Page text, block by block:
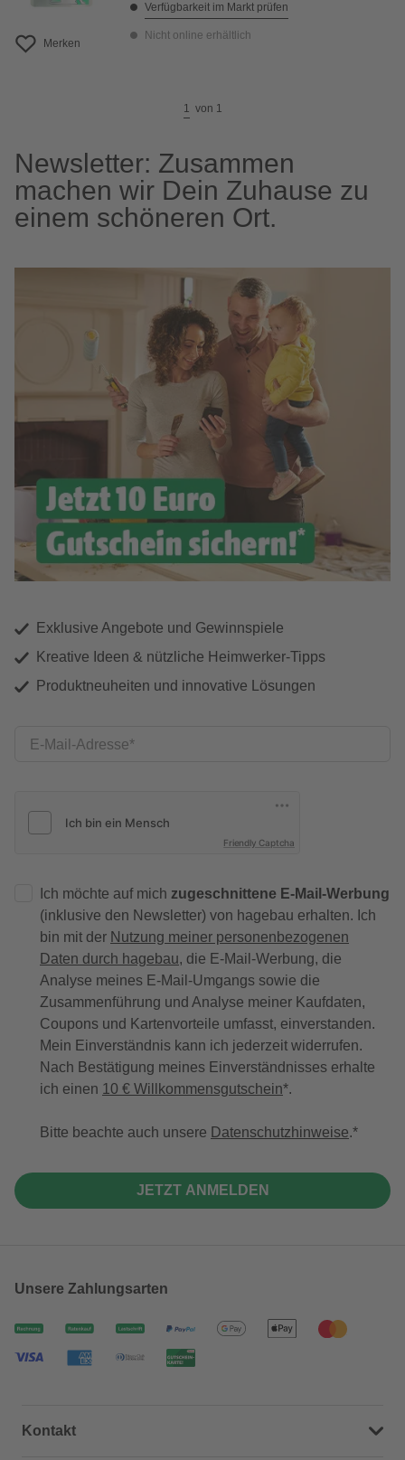
Merken
Verfügbarkeit im Markt prüfen
Nicht online erhältlich
1 von 1
Newsletter: Zusammen
machen wir Dein Zuhause zu
einem schöneren Ort.
Exklusive Angebote und Gewinnspiele
Kreative Ideen & nützliche Heimwerker-Tipps
Produktneuheiten und innovative Lösungen
E-Mail-Adresse
Friendly Captcha
Ich möchte auf mich zugeschnittene E-Mail-Werbung
(inklusive den Newsletter) von hagebau erhalten. Ich
bin mit der Nutzung meiner personenbezogenen
Daten durch hagebau, die E-Mail-Werbung, die
Analyse meines E-Mail-Umgangs sowie die
Zusammenführung und Analyse meiner Kaufdaten,
Coupons und Kartenvorteile umfasst, einverstanden.
Mein Einverständnis kann ich jederzeit widerrufen.
Nach Bestätigung meines Einverständnisses erhalte
ich einen 10 € Willkommensgutschein*.
Bitte beachte auch unsere Datenschutzhinweise.
JETZT ANMELDEN
Unsere Zahlungsarten
Kontakt